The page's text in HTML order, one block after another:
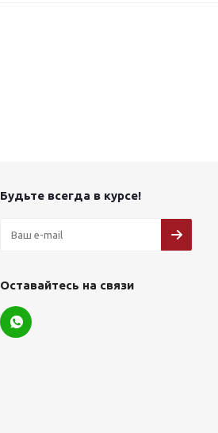
Будьте всегда в курсе!
Оставайтесь на связи